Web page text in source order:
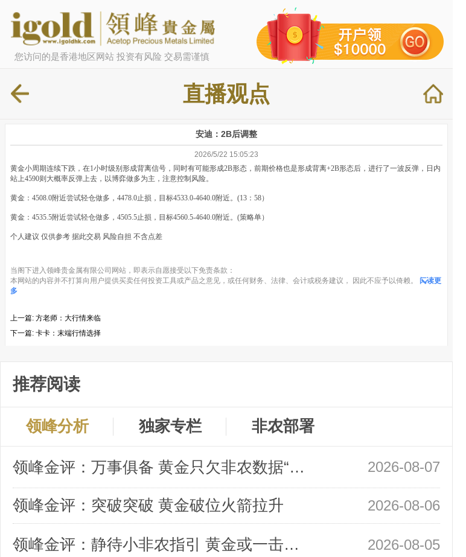
您访问的是香港地区网站 投资有风险 交易需谨慎
直播观点
安迪：2B后调整
2026/5/22 15:05:23
黄金小周期连续下跌，在1小时级别形成背离信号，同时有可能形成2B形态，前期价格也是形成背离+2B形态后，进行了一波反弹，日内
站上4590则大概率反弹上去，以博弈做多为主，注意控制风险。
黄金：4508.0附近尝试轻仓做多，4478.0止损，目标4533.0-4640.0附近。(13：58）
黄金：4535.5附近尝试轻仓做多，4505.5止损，目标4560.5-4640.0附近。(策略单）
个人建议 仅供参考 据此交易 风险自担 不含点差
当阁下进入领峰贵金属有限公司网站，即表示自愿接受以下免责条款：
本网站的内容并不打算向用户提供买卖任何投资工具或产品之意见，或任何财务、法律、会计或税务建议， 因此不应予以倚赖。
阅读更
多
上一篇: 方老师：大行情来临
下一篇: 卡卡：末端行情选择
推荐阅读
领峰分析 独家专栏 非农部署
领峰金评：万事俱备 黄金只欠非农数据“东风” 2026-08-07
领峰金评：突破突破 黄金破位火箭拉升 2026-08-06
领峰金评：静待小非农指引 黄金或一击破局 2026-08-05